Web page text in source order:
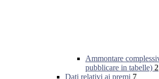
Ammontare
pubblicare in tabelle) 2
Dati relativi ai premi 7